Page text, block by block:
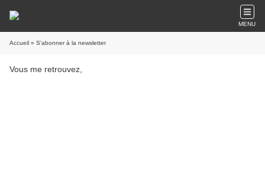
MENU
Accueil » S'abonner à la newsletter
Vous me retrouvez,